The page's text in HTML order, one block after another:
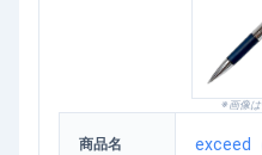
※画像
商品名 exceed